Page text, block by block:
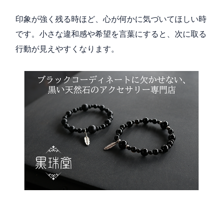
印象が強く残る時ほど、心が何かに気づいてほしい時
です。小さな違和感や希望を言葉にすると、次に取る
行動が見えやすくなります。